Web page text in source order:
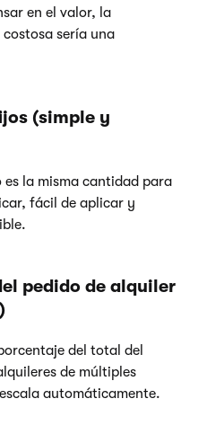
en el valor, la
sería una
(simple y
es la misma cantidad para
fácil de aplicar y
pedido de alquiler
del total del
de múltiples
automáticamente.